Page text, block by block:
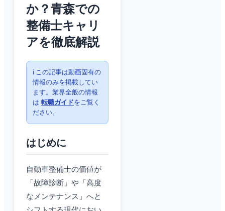
か？青森での
整備士キャリ
アを徹底解説
ℹ️ この記事は動画固有の
情報のみを掲載してい
ます。業界全般の情報
は 転職ガイドをご覧く
ださい。
はじめに
自動車整備士の価値が
「故障診断」や「高度
なメンテナンス」へと